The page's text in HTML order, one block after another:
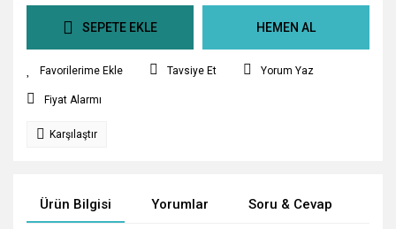
SEPETE EKLE HEMEN AL
Tavsiye Et Yorum Yaz
Fiyat Alarmı
Karşılaştır
Ürün Bilgisi Yorumlar Soru & Cevap